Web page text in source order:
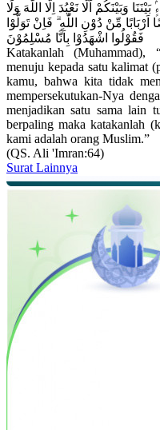
وَبَيْنَكُمْ اَلَّا نَعْبُدَ اِلَّا اللّٰهَ وَلَا
مِّنْ دُوْنِ اللّٰهِ ۗ فَاِنْ تَوَلَّوْا
فَقُوْلُوا اشْهَدُوْا بِاَنَّا مُسْلِمُوْنَ
Katakanlah
menuju kepada satu kalimat
kamu, bahwa kita tidak
mempersekutukan-Nya
menjadikan satu sama lain
berpaling maka katakanlah
kami adalah orang Muslim.”
(QS. Ali 'Imran:64)
Surat Lainnya